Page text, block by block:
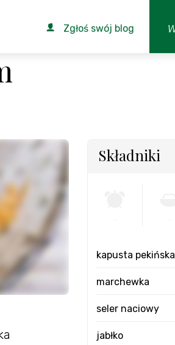
Zgłoś swój blog
Składniki
kapusta pekińska
marchewka
seler naciowy
jabłko